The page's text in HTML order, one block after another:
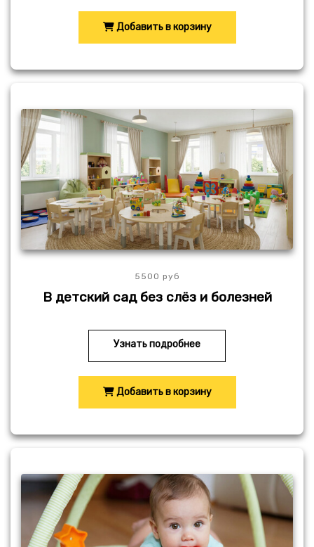
Добавить в корзину
5500 руб
В детский сад без слёз и болезней
Узнать подробнее
Добавить в корзину